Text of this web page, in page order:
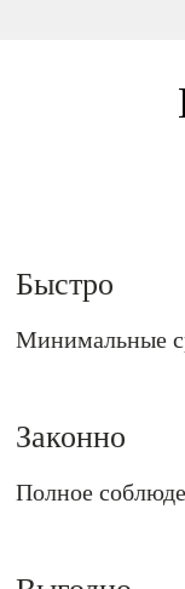
Быстро
Минимальные
Законно
Полное